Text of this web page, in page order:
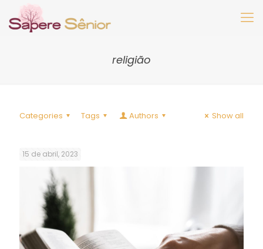
religião
Categories Tags Authors Show all
15 de abril, 2023